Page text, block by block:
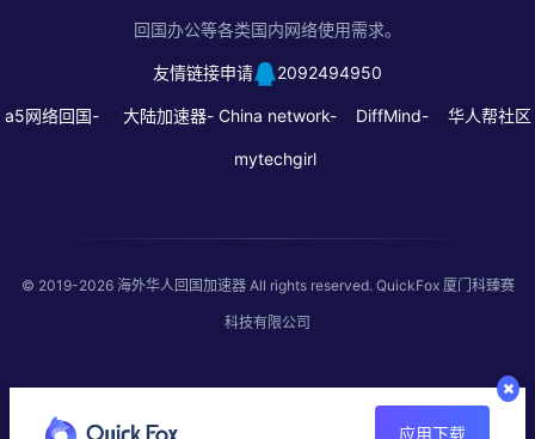
回国办公等各类国内网络使用需求。
友情链接申请 2092494950
a5网络回国- 大陆加速器- China network- DiffMind- 华人帮社区
mytechgirl
© 2019-2026 海外华人回国加速器All rights reserved. QuickFox 厦门科臻赛
科技有限公司
应用下载